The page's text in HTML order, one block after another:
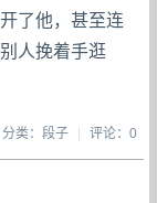
了他，甚至连
人挽着手逛
分类：段子| 评论：0